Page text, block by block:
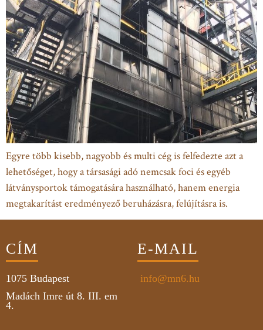
Egyre több kisebb, nagyobb és multi cég is felfedezte azt a
lehetőséget, hogy a társasági adó nemcsak foci és egyéb
látványsportok támogatására használható, hanem energia
megtakarítást eredményező beruházásra, felújításra is.
CÍM
1075 Budapest
Madách Imre út 8. III. em
4.
E-MAIL
info@mn6.hu